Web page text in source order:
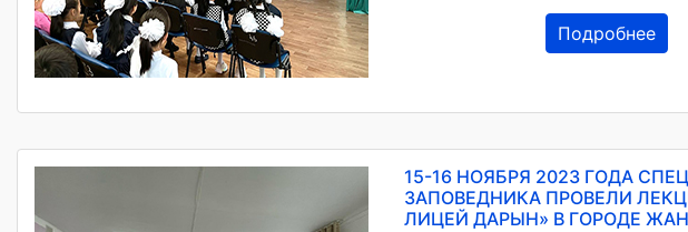
Подробнее
15-16 НОЯБРЯ 2023 ГОДА
ЗАПОВЕДНИКА ПРОВЕЛИ
ЛИЦЕЙ ДАРЫН» В ГОРОДЕ